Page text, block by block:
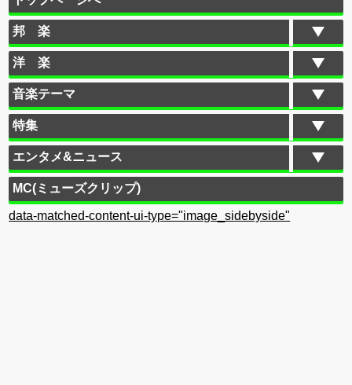
邦 楽
洋 楽
音楽テーマ
特集
エンタメ&ニュース
MC(ミューズクリップ)
data-matched-content-ui-type="image_sidebyside"